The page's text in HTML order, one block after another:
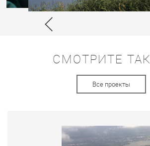
СМОТРИТЕ
Все проекты